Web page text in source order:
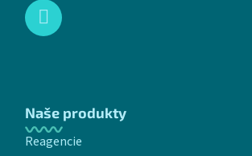
Naše produkty
Reagencie